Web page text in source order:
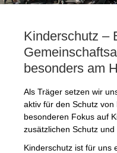
Kinderschutz –
besonders am
Als Träger setzen wir
aktiv für den Schutz
besonderen Fokus auf
zusätzlichen Schutz
Kinderschutz ist für uns